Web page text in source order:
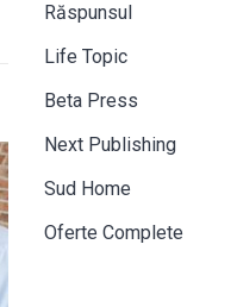
Răspunsul
Life Topic
Beta Press
Next Publishing
Sud Home
Oferte Complete